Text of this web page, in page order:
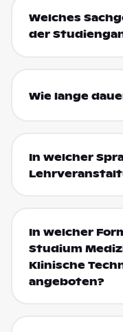
Welches
der
Wie lange
In welcher
In welcher
Studium
Klinische
angeboten?